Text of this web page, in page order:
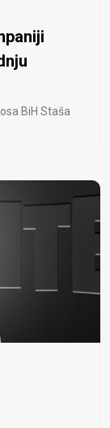
BiH Staša